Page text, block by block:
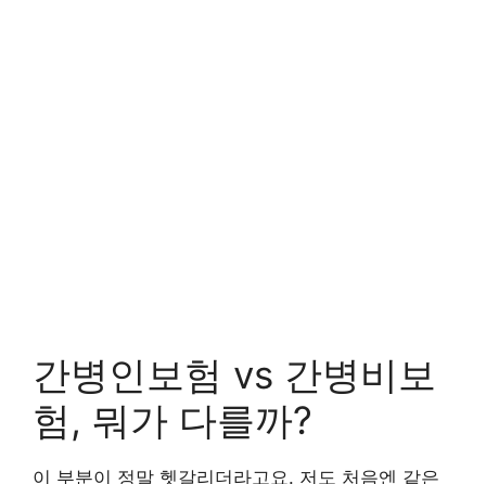
간병인보험 vs 간병비보
험, 뭐가 다를까?
이 부분이 정말 헷갈리더라고요. 저도 처음엔 같은